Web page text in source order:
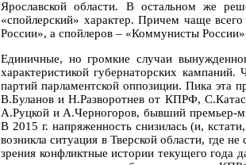
Ярославской области. В остальном же
«спойлерский» характер. Причем чаще
России», а спойлеров – «Коммунисты
Единичные, но громкие случаи
характеристикой губернаторских
партий парламентской оппозиции. Пика эта
В.Буланов и Н.Разворотнев от КПРФ,
А.Руцкой и А.Черногоров, бывший премьер-
В 2015 г. напряженность снизилась (и,
возникла ситуация в Тверской области, где
зрения конфликтные истории текущего года